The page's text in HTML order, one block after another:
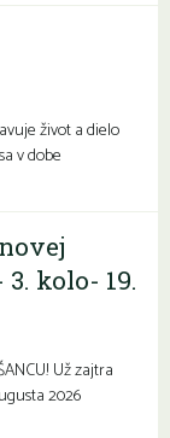
život a dielo
v dobe
kolo- 19.
Už zajtra
2026